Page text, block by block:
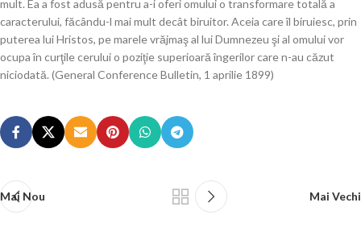
mult. Ea a fost adusă pentru a-i oferi omului o transformare totală a
caracterului, făcându-l mai mult decât biruitor. Aceia care îl biruiesc, prin
puterea lui Hristos, pe marele vrăjmaş al lui Dumnezeu şi al omului vor
ocupa în curţile cerului o poziţie superioară îngerilor care n-au căzut
niciodată. (General Conference Bulletin, 1 aprilie 1899)
Mai Nou Mai Vechi